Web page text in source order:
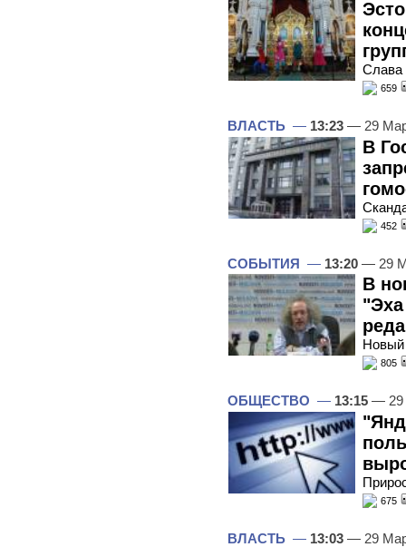
Слава
659
ВЛАСТЬ — 13:23 — 29
В
452
СОБЫТИЯ — 13:20 — 29
В
Новый
805
ОБЩЕСТВО — 13:15 — 29
675
ВЛАСТЬ — 13:03 — 29